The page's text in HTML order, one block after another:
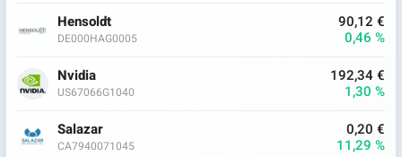
Hensoldt
DE000HAG0005
90,12 €
0,46 %
Nvidia
US67066G1040
192,34 €
1,30 %
Salazar
CA7940071045
0,20 €
11,29 %